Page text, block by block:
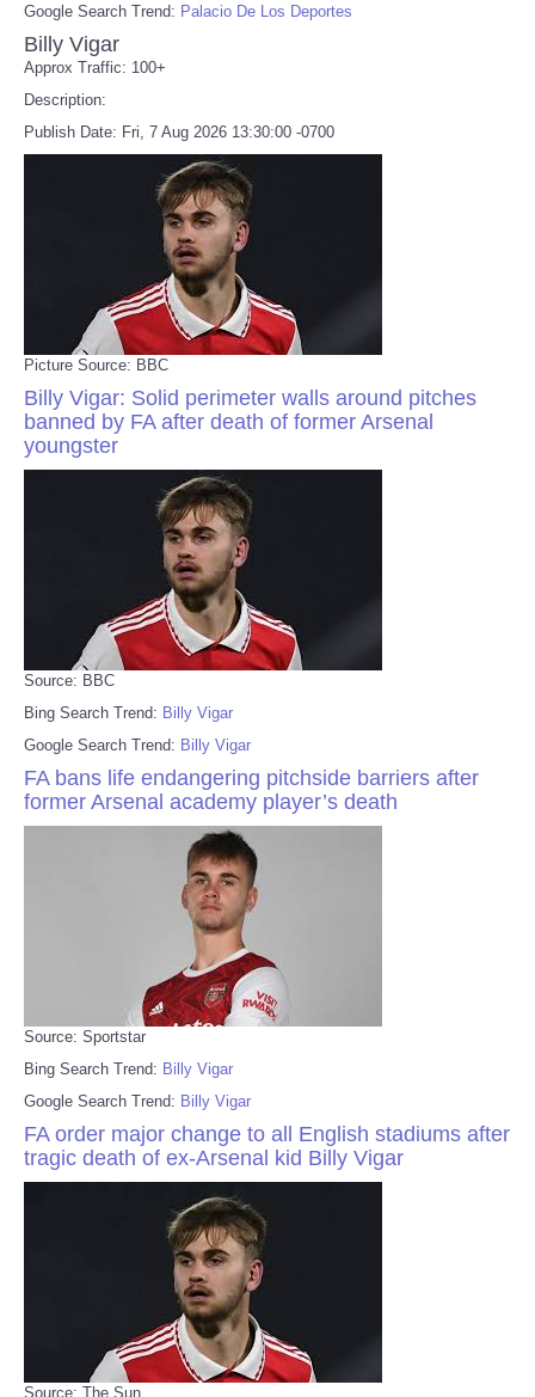
Google Search Trend: Palacio De Los Deportes
Billy Vigar
Approx Traffic: 100+
Description:
Publish Date: Fri, 7 Aug 2026 13:30:00 -0700
Picture Source: BBC
Billy Vigar: Solid perimeter walls around pitches
banned by FA after death of former Arsenal
youngster
Source: BBC
Bing Search Trend: Billy Vigar
Google Search Trend: Billy Vigar
FA bans life endangering pitchside barriers after
former Arsenal academy player’s death
Source: Sportstar
Bing Search Trend: Billy Vigar
Google Search Trend: Billy Vigar
FA order major change to all English stadiums after
tragic death of ex-Arsenal kid Billy Vigar
Source: The Sun